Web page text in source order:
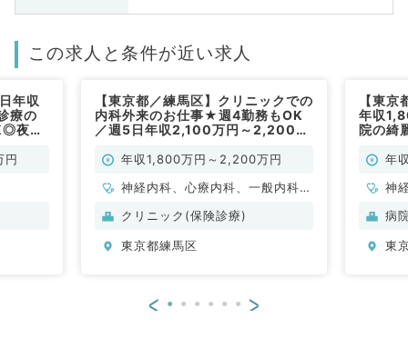
この求人と条件が近い求人
年収
療の
夜間
円
【東京都／練馬区】クリニックでの
内科外来のお仕事★週4勤務もOK
／週5日年収2,100万円～2,200万
（内科系／常勤）
年収1,800万円～2,200万円
神経内科、心療内科、一般内科、
循環器内科、呼吸器内科、消化器
科、老年内科、膠原病科
クリニック(保険診療)
東京都練馬区
【東
年収
院の綺
◎（内
年
神
科
謝
病
東
< >